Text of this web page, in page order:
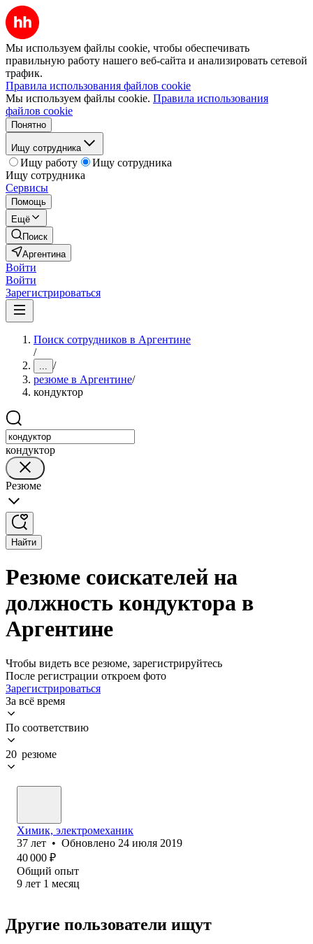
Мы используем файлы cookie, чтобы обеспечивать
правильную работу нашего веб-сайта и анализировать сетевой
трафик.
Правила использования файлов cookie
Мы используем файлы cookie. Правила использования
файлов cookie
Понятно
Ищу сотрудника
Ищу работу
Ищу сотрудника
Ищу сотрудника
Сервисы
Помощь
Ещё
Поиск
Аргентина
Войти
Войти
Зарегистрироваться
Поиск сотрудников в Аргентине
/
... /
резюме в Аргентине/
кондуктор
кондуктор
Резюме
Найти
Резюме соискателей на
должность кондуктора в
Аргентине
Чтобы видеть все резюме, зарегистрируйтесь
После регистрации откроем фото
Зарегистрироваться
За всё время
По соответствию
20 резюме
Химик, электромеханик
37 лет • Обновлено 24 июля 2019
40 000 ₽
Общий опыт
9 лет 1 месяц
Другие пользователи ищут